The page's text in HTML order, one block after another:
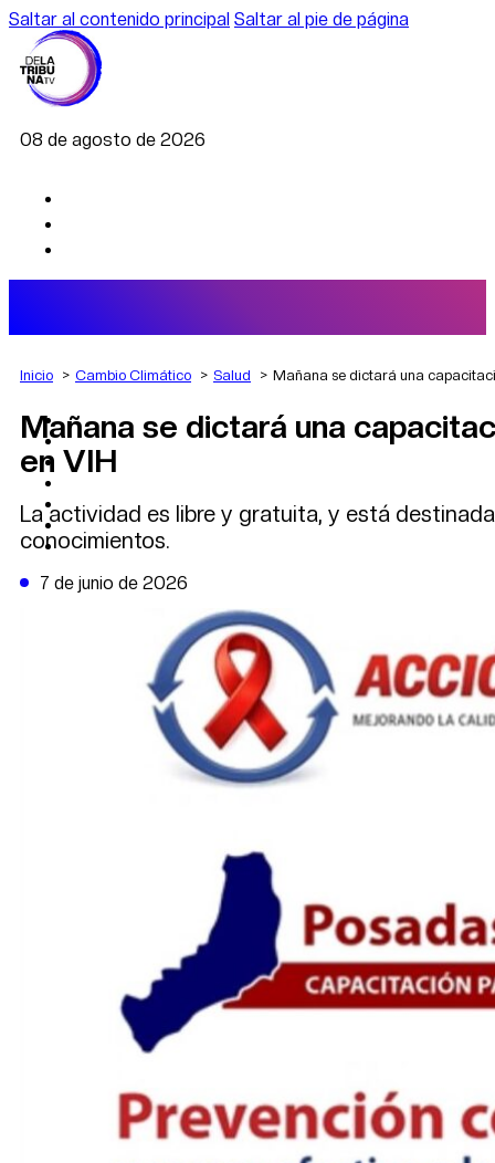
Saltar al contenido principal Saltar al pie de página
08 de agosto de 2026
AGRO
DEPORTES
ECONOMÍA
CAMBIO CLIMÁTICO
DATA FIRME
DE LA TRIBUNA TV
Inicio Cambio Climático Salud Mañana se dictará una
Mañana se dictará una
en VIH
La actividad es libre y gratuita, y está
conocimientos.
7 de junio de 2026